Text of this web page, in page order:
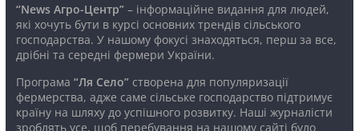
“News Агро-Центр”– інформаційне видання для людей,
які хочуть бути в курсі основних трендів сільського
господарства. У нашому фокусі знаходяться, перш за все,
дрібні та середні фермери України.
Програма “Ля Село”створена для популяризації
фермерства, адже саме сільське господарство підтримує
країну на шляху до успішного розвитку. Наші журналісти
зроблять усе, щоб перебування на нашому сайті було